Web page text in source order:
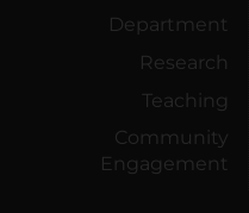
Department
Research
Teaching
Community
Engagement